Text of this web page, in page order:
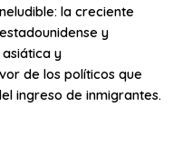
la creciente
y
y
de los políticos que
ingreso de inmigrantes.